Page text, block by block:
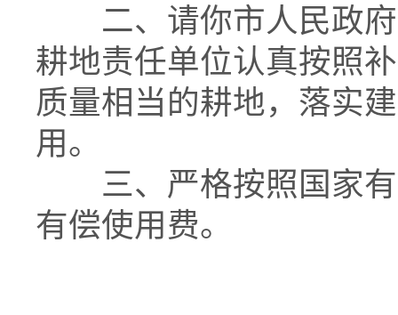
二、请你市人民政府
耕地责任单位认真按照
质量相当的耕地，落实
用。
三、严格按照国家有
有偿使用费。